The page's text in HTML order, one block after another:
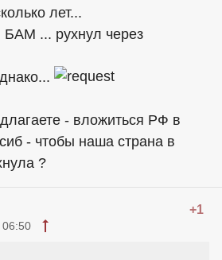
лет...
... рухнул через
- вложиться РФ в
- чтобы наша страна в
?
+1
06:50